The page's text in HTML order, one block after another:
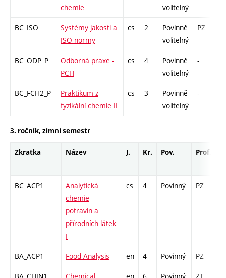
chemie
volitelný
BC_ISO
Systémy jakosti a
ISO normy
cs 2
Povinně
volitelný
PZ
BC_ODP_P
Odborná praxe -
PCH
cs 4
Povinně
volitelný
-
BC_FCH2_P
Praktikum z
fyzikální chemie II
cs 3
Povinně
volitelný
-
3. ročník, zimní semestr
Zkratka Název J. Kr. Pov. Prof.
BC_ACP1
Analytická
chemie
potravin a
přírodních látek
I
cs 4 Povinný PZ
BA_ACP1 Food Analysis en 4 Povinný PZ